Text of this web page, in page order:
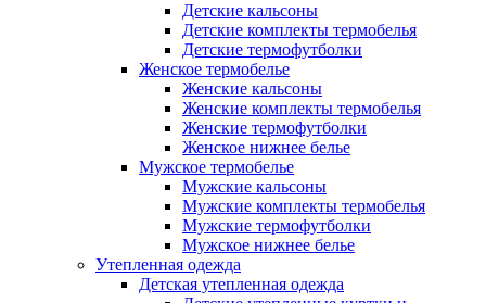
Детские кальсоны
Детские комплекты термобелья
Детские термофутболки
Женское термобелье
Женские кальсоны
Женские комплекты термобелья
Женские термофутболки
Женское нижнее белье
Мужское термобелье
Мужские кальсоны
Мужские комплекты термобелья
Мужские термофутболки
Мужское нижнее белье
Утепленная одежда
Детская утепленная одежда